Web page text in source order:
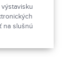
na slušnú